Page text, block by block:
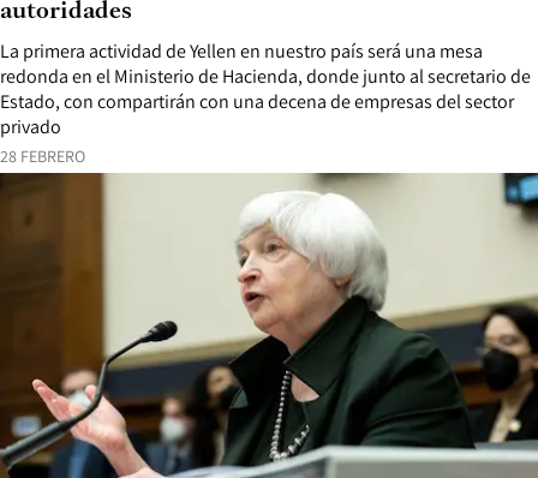
28 FEBRERO
La primera actividad de Yellen en nuestro país será una mesa
redonda en el Ministerio de Hacienda, donde junto al secretario de
Estado, con compartirán con una decena de empresas del sector
privado
autoridades